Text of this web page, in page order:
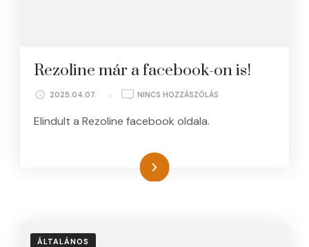
Rezoline már a facebook-on is!
2025.04.07. NINCS HOZZÁSZÓLÁS
Elindult a Rezoline facebook oldala.
Tovább
ÁLTALÁNOS